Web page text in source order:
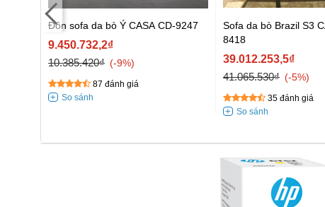
Đôn sofa da bò Ý CASA CD-9247
9.450.732,2₫
10.385.420₫
-9%
87 đánh giá
Sofa da bò Brazil S3
8418
39.012.253,5₫
41.065.530₫
-5%
35 đánh giá